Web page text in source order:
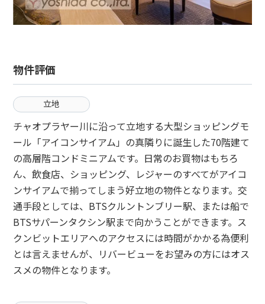
物件評価
立地
チャオプラヤー川に沿って立地する大型ショッピングモ
ール「アイコンサイアム」の真隣りに誕生した70階建て
の高層階コンドミニアムです。日常のお買物はもちろ
ん、飲食店、ショッピング、レジャーのすべてがアイコ
ンサイアムで揃ってしまう好立地の物件となります。交
通手段としては、BTSクルントンブリー駅、または船で
BTSサパーンタクシン駅まで向かうことができます。ス
クンビットエリアへのアクセスには時間がかかる為便利
とは言えませんが、リバービューをお望みの方にはオス
スメの物件となります。